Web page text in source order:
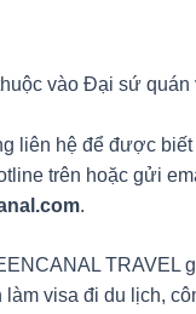
vào Đại sứ quán
liên hệ để được
trên hoặc gửi
.
TRAVEL
làm visa đi du lịch,